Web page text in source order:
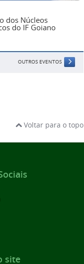
dos Núcleos
do IF Goiano
OUTROS EVENTOS
Voltar para o topo
site